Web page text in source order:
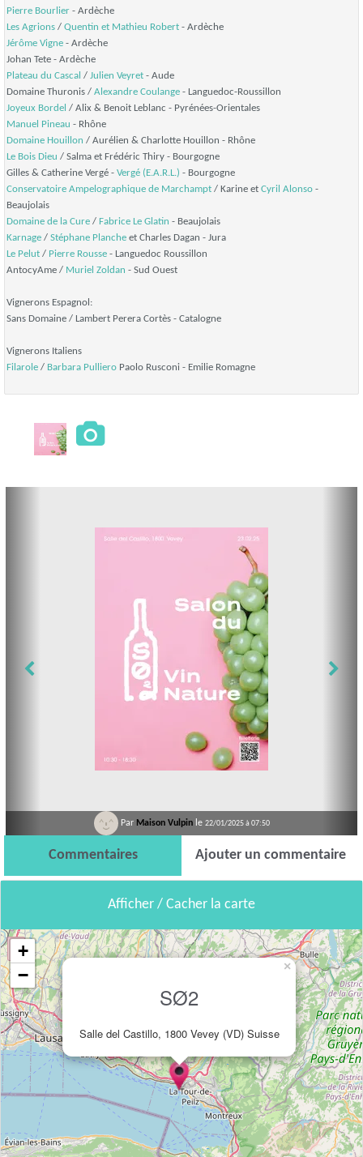
Pierre Bourlier - Ardèche
Les Agrions / Quentin et Mathieu Robert - Ardèche
Jérôme Vigne - Ardèche
Johan Tete - Ardèche
Plateau du Cascal / Julien Veyret - Aude
Domaine Thuronis / Alexandre Coulange - Languedoc-Roussillon
Joyeux Bordel / Alix & Benoit Leblanc - Pyrénées-Orientales
Manuel Pineau - Rhône
Domaine Houillon / Aurélien & Charlotte Houillon - Rhône
Le Bois Dieu / Salma et Frédéric Thiry - Bourgogne
Gilles & Catherine Vergé - Vergé (E.A.R.L.) - Bourgogne
Conservatoire Ampelographique de Marchampt / Karine et Cyril Alonso -
Beaujolais
Domaine de la Cure / Fabrice Le Glatin - Beaujolais
Karnage / Stéphane Planche et Charles Dagan - Jura
Le Pelut / Pierre Rousse - Languedoc Roussillon
AntocyAme / Muriel Zoldan - Sud Ouest
Vignerons Espagnol:
Sans Domaine / Lambert Perera Cortès - Catalogne
Vignerons Italiens
Filarole / Barbara Pulliero Paolo Rusconi - Emilie Romagne
Par Maison Vulpin le 22/01/2025 à 07:50
Commentaires Ajouter un commentaire
Afficher / Cacher la carte
SØ2
Salle del Castillo, 1800 Vevey (VD) Suisse
×
+
−